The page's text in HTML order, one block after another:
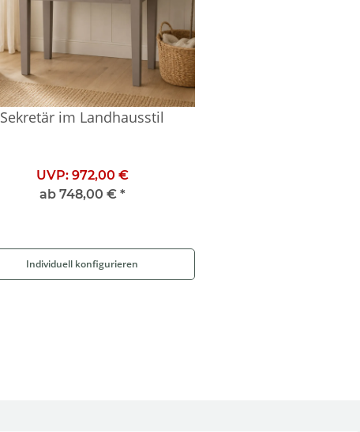
Sekretär im Landhausstil
UVP: 972,00 €
ab 748,00 € *
Individuell konfigurieren